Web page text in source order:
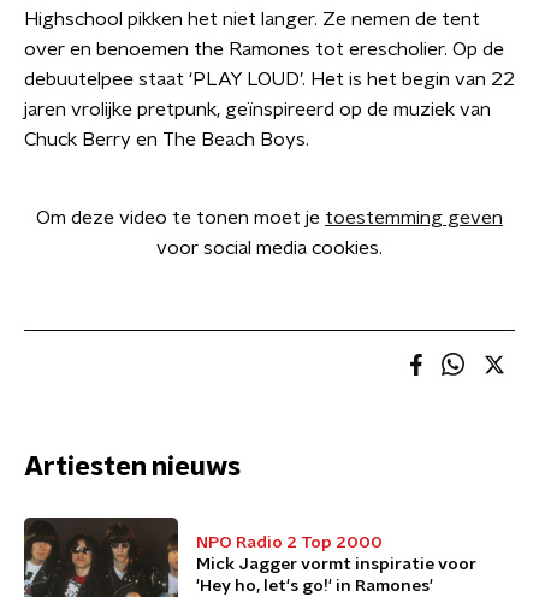
Highschool pikken het niet langer. Ze nemen de tent
over en benoemen the Ramones tot erescholier. Op de
debuutelpee staat ‘PLAY LOUD’. Het is het begin van 22
jaren vrolijke pretpunk, geïnspireerd op de muziek van
Chuck Berry en The Beach Boys.
Om deze video te tonen moet je toestemming geven
voor social media cookies.
Artiesten nieuws
NPO Radio 2 Top 2000
Mick Jagger vormt inspiratie voor
'Hey ho, let's go!' in Ramones'